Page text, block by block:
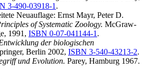
3-490-03918-1 .
Neuauflage: Ernst Mayr, Peter D.
of Systematic Zoology. McGraw-
1991, ISBN 0-07-041144-1 .
der biologischen
Berlin 2002, ISBN 3-540-43213-2.
und Evolution. Parey, Hamburg 1967.